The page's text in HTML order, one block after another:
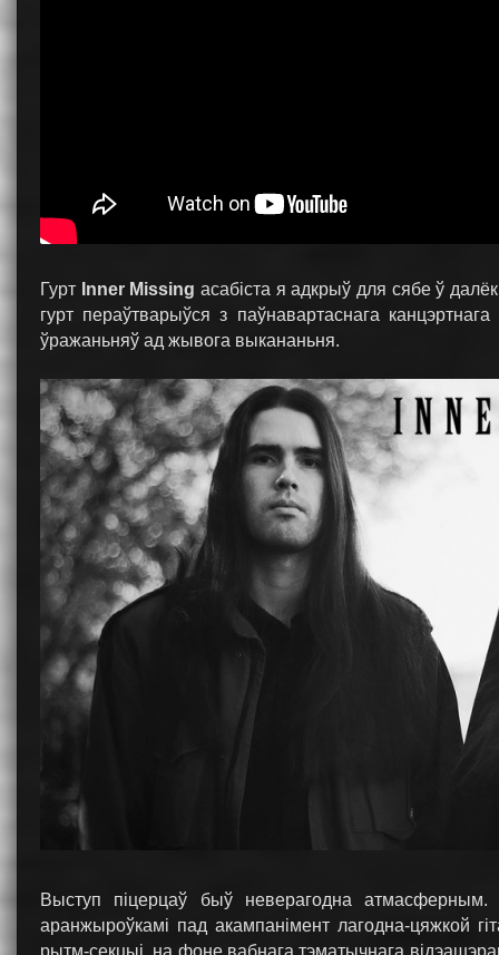
Гурт Inner Missing асабіста я адкрыў для сябе ў
гурт пераўтварыўся з паўнавартаснага
ўражаньняў ад жывога выкананьня.
Выступ піцерцаў быў неверагодна
аранжыроўкамі пад акампанімент лагодна-цяжкой
рытм-секцыі, на фоне вабнага тэматычнага